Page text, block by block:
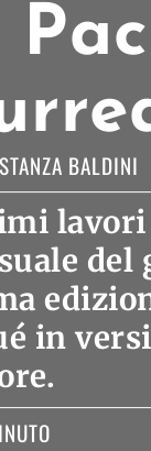
BALDINI
lavori
del
in